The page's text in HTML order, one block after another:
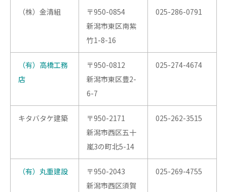
（株）金清組
〒950-0854
新潟市東区南紫
竹1-8-16
025-286-0791
（有）高橋工務
店
〒950-0812
新潟市東区豊2-
6-7
025-274-4674
キタバタケ建築
〒950-2171
新潟市西区五十
嵐3の町北5-14
025-262-3515
（有）丸重建設
〒950-2043
新潟市西区須賀
025-269-4755